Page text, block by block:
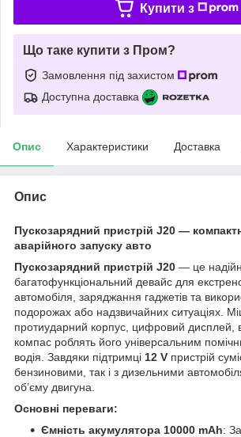
Купити з
Що таке купити з Пром?
Замовлення під захистом
Доступна доставка
Опис Характеристики Доставка
Опис
Пускозарядний пристрій J20 —
аварійного запуску авто
Пускозарядний пристрій J20 — це
багатофункціональний девайс для
автомобіля, заряджання гаджетів та
подорожах або надзвичайних ситуаціях.
протиударний корпус, цифровий дисплей,
компас роблять його універсальним
водія. Завдяки підтримці 12 V пристрій
бензиновими, так і з дизельними
об’єму двигуна.
Основні переваги:
Ємність акумулятора 10000 mAh: